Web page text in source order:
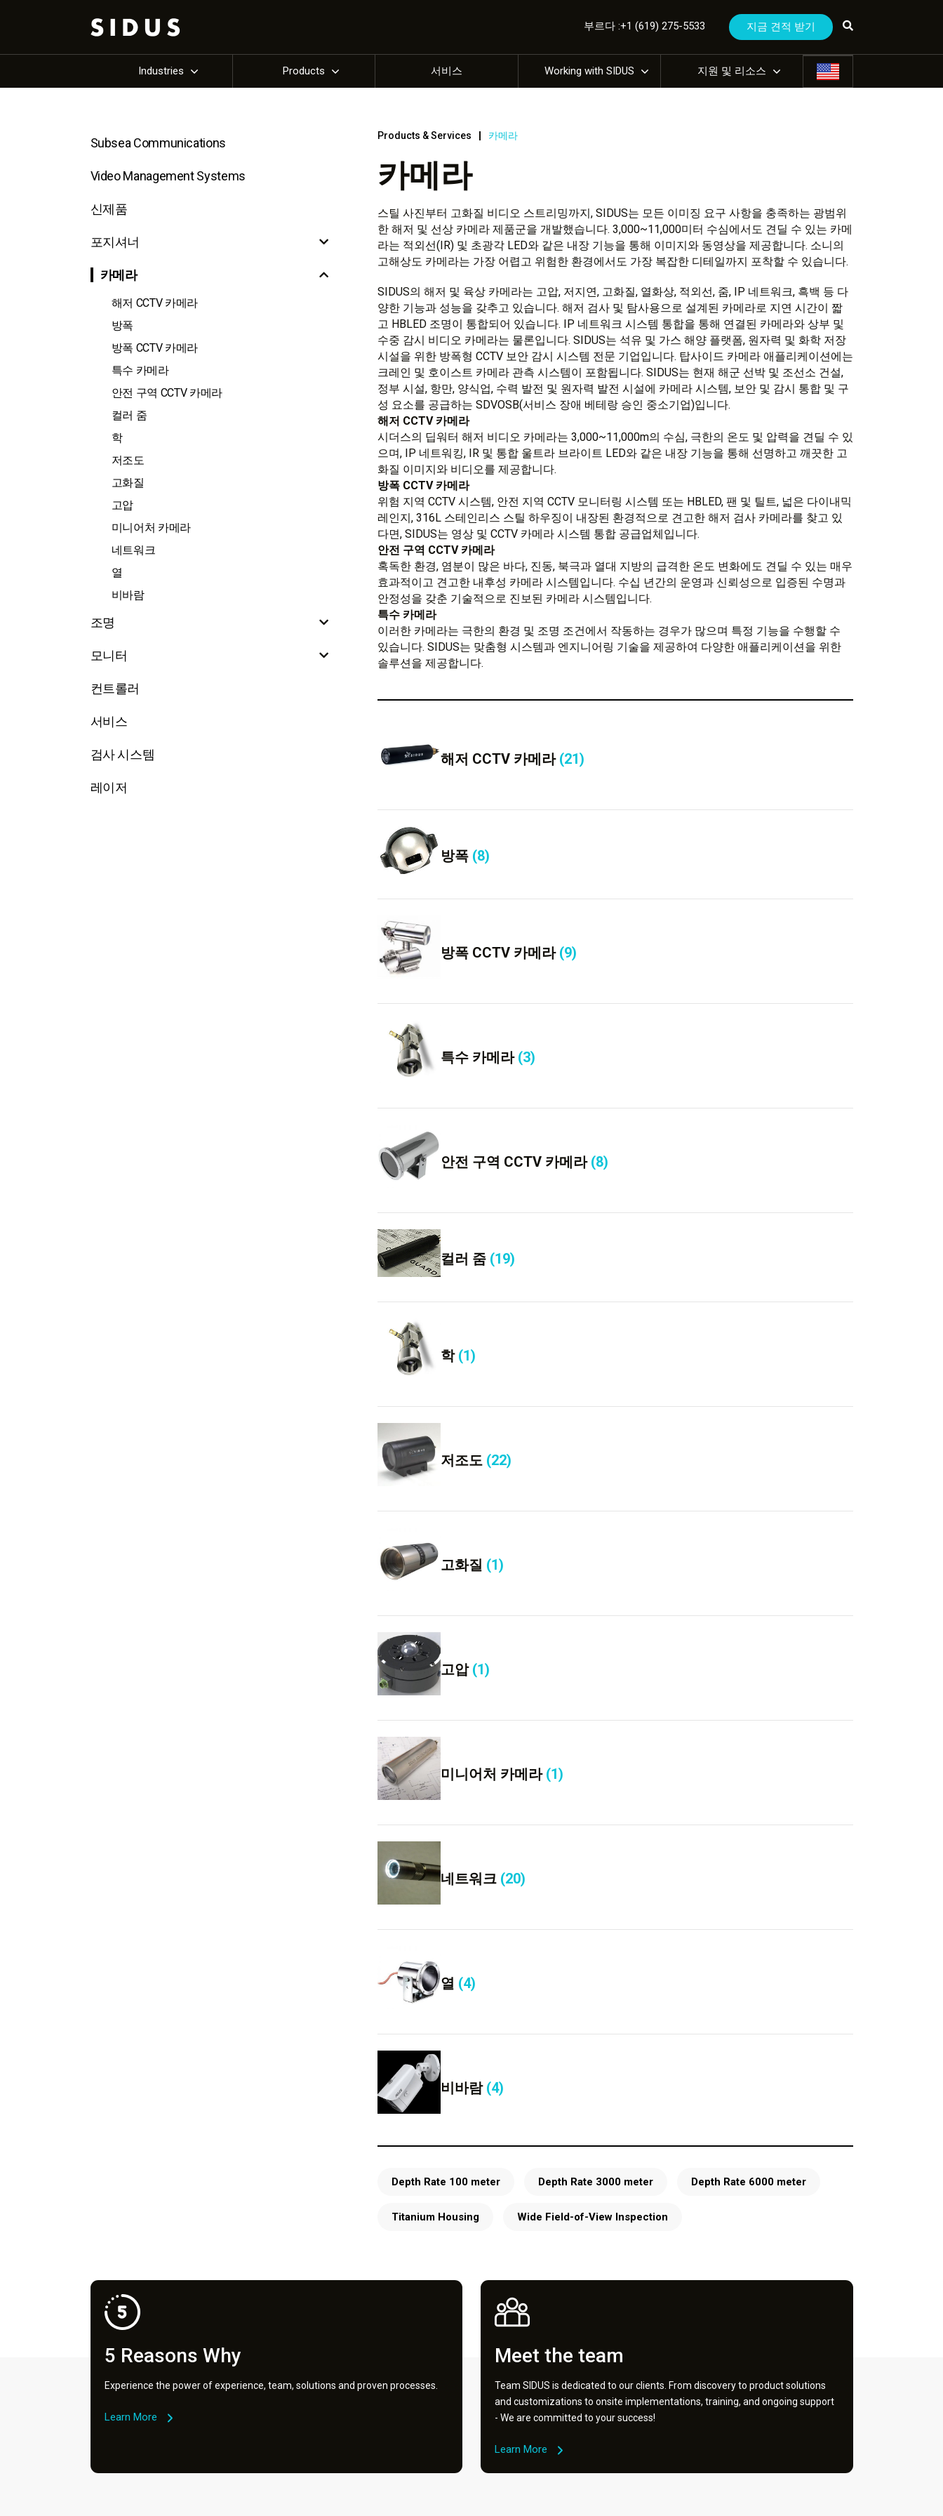
부르다 :+1 (619) 275-5533 지금 견적 받기
Industries Products 서비스 Working with SIDUS 지원 및 리소스
Subsea Communications
Video Management Systems
신제품
포지셔너
카메라
해저 CCTV 카메라
방폭
방폭 CCTV 카메라
특수 카메라
안전 구역 CCTV 카메라
컬러 줌
학
저조도
고화질
고압
미니어처 카메라
네트워크
열
비바람
조명
모니터
컨트롤러
서비스
검사 시스템
레이저
Products & Services 카메라
카메라
스틸 사진부터 고화질 비디오 스트리밍까지, SIDUS는 모든 이미징 요구 사항을 충족하는 광범위
한 해저 및 선상 카메라 제품군을 개발했습니다. 3,000~11,000미터 수심에서도 견딜 수 있는 카메
라는 적외선(IR) 및 초광각 LED와 같은 내장 기능을 통해 이미지와 동영상을 제공합니다. 소니의
고해상도 카메라는 가장 어렵고 위험한 환경에서도 가장 복잡한 디테일까지 포착할 수 있습니다.
SIDUS의 해저 및 육상 카메라는 고압, 저지연, 고화질, 열화상, 적외선, 줌, IP 네트워크, 흑백 등 다
양한 기능과 성능을 갖추고 있습니다. 해저 검사 및 탐사용으로 설계된 카메라로 지연 시간이 짧
고 HBLED 조명이 통합되어 있습니다. IP 네트워크 시스템 통합을 통해 연결된 카메라와 상부 및
수중 감시 비디오 카메라는 물론입니다. SIDUS는 석유 및 가스 해양 플랫폼, 원자력 및 화학 저장
시설을 위한 방폭형 CCTV 보안 감시 시스템 전문 기업입니다. 탑사이드 카메라 애플리케이션에는
크레인 및 호이스트 카메라 관측 시스템이 포함됩니다. SIDUS는 현재 해군 선박 및 조선소 건설,
정부 시설, 항만, 양식업, 수력 발전 및 원자력 발전 시설에 카메라 시스템, 보안 및 감시 통합 및 구
성 요소를 공급하는 SDVOSB(서비스 장애 베테랑 승인 중소기업)입니다.
해저 CCTV 카메라
시더스의 딥워터 해저 비디오 카메라는 3,000~11,000m의 수심, 극한의 온도 및 압력을 견딜 수 있
으며, IP 네트워킹, IR 및 통합 울트라 브라이트 LED와 같은 내장 기능을 통해 선명하고 깨끗한 고
화질 이미지와 비디오를 제공합니다.
방폭 CCTV 카메라
위험 지역 CCTV 시스템, 안전 지역 CCTV 모니터링 시스템 또는 HBLED, 팬 및 틸트, 넓은 다이내믹
레인지, 316L 스테인리스 스틸 하우징이 내장된 환경적으로 견고한 해저 검사 카메라를 찾고 있
다면, SIDUS는 영상 및 CCTV 카메라 시스템 통합 공급업체입니다.
안전 구역 CCTV 카메라
혹독한 환경, 염분이 많은 바다, 진동, 북극과 열대 지방의 급격한 온도 변화에도 견딜 수 있는 매우
효과적이고 견고한 내후성 카메라 시스템입니다. 수십 년간의 운영과 신뢰성으로 입증된 수명과
안정성을 갖춘 기술적으로 진보된 카메라 시스템입니다.
특수 카메라
이러한 카메라는 극한의 환경 및 조명 조건에서 작동하는 경우가 많으며 특정 기능을 수행할 수
있습니다. SIDUS는 맞춤형 시스템과 엔지니어링 기술을 제공하여 다양한 애플리케이션을 위한
솔루션을 제공합니다.
해저 CCTV 카메라 (21)
방폭 (8)
방폭 CCTV 카메라 (9)
특수 카메라 (3)
안전 구역 CCTV 카메라 (8)
컬러 줌 (19)
학 (1)
저조도 (22)
고화질 (1)
고압 (1)
미니어처 카메라 (1)
네트워크 (20)
열 (4)
비바람 (4)
Depth Rate 100 meter Depth Rate 3000 meter Depth Rate 6000 meter
Titanium Housing Wide Field-of-View Inspection
5 Reasons Why
Experience the power of experience, team, solutions and proven processes.
Learn More
Meet the team
Team SIDUS is dedicated to our clients. From discovery to product solutions
and customizations to onsite implementations, training, and ongoing support
- We are committed to your success!
Learn More